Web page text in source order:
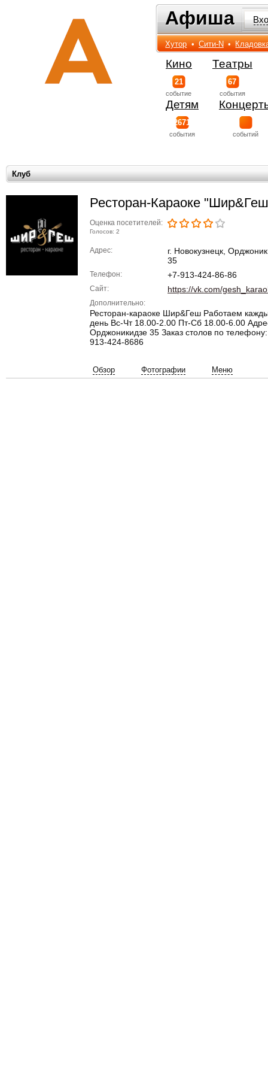
Афиша
Афиша
Хутор • Сити-N •
Кино
21
событиe
Театры
67
события
Детям
2671
события событий
Клуб
Ресторан-Караоке
Оценка посетителей:
Голосов: 2
Адрес:
г. Новокузнецк,
35
Телефон: +7-913-424-86-86
Сайт: https://vk.com/
Дополнительно:
Ресторан-караоке Шир&Геш Работаем
день Вс-Чт 18.00-2.00 Пт-Сб 18.00-6.00
Орджоникидзе 35 Заказ столов по
913-424-8686
Обзор Фотографии Меню